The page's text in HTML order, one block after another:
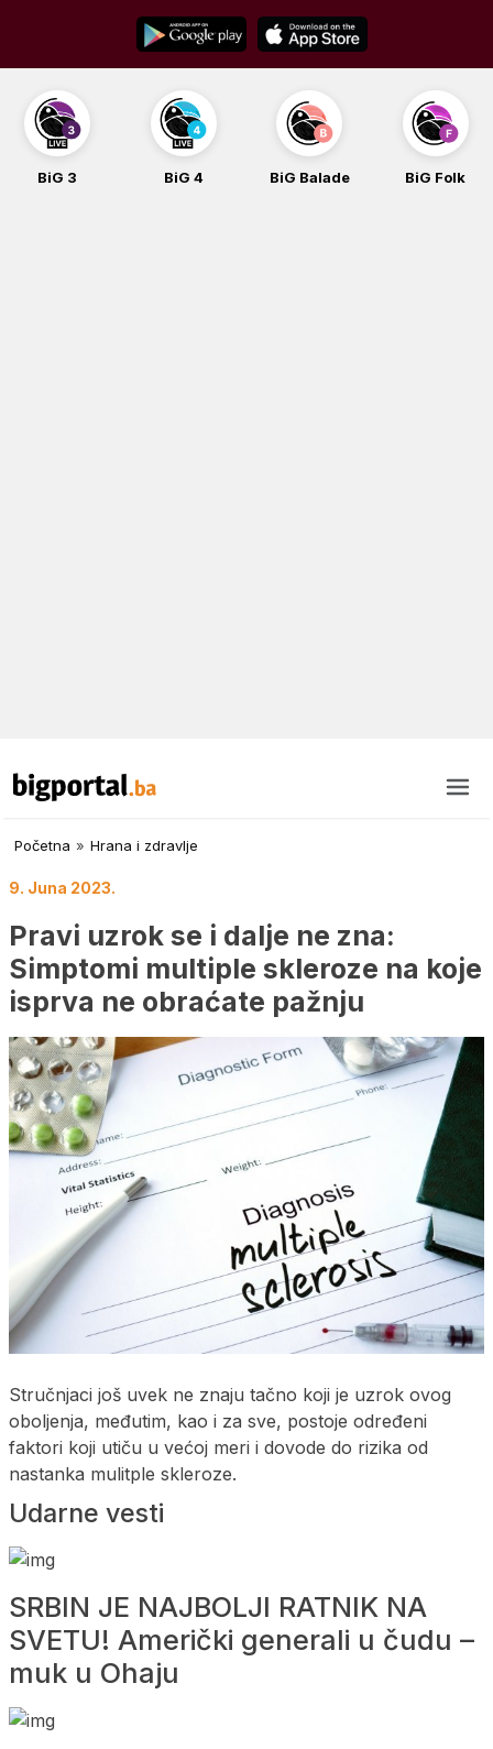
content
BiG 4 BiG Balade BiG Folk BiG iG
Početna » Hrana i zdravlje
9. Juna 2023.
Pravi uzrok se i dalje ne zna:
Simptomi multiple skleroze na koje
isprva ne obraćate pažnju
Stručnjaci još uvek ne znaju tačno koji je uzrok ovog
oboljenja, međutim, kao i za sve, postoje određeni
faktori koji utiču u većoj meri i dovode do rizika od
nastanka mulitple skleroze.
Udarne vesti
SRBIN JE NAJBOLJI RATNIK NA
SVETU! Američki generali u čudu –
muk u Ohaju